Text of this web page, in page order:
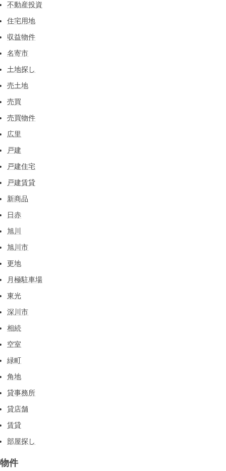
不動産投資
住宅用地
収益物件
名寄市
土地探し
売土地
売買
売買物件
広里
戸建
戸建住宅
戸建賃貸
新商品
日赤
旭川
旭川市
更地
月極駐車場
東光
深川市
相続
空室
緑町
角地
貸事務所
貸店舗
賃貸
部屋探し
物件